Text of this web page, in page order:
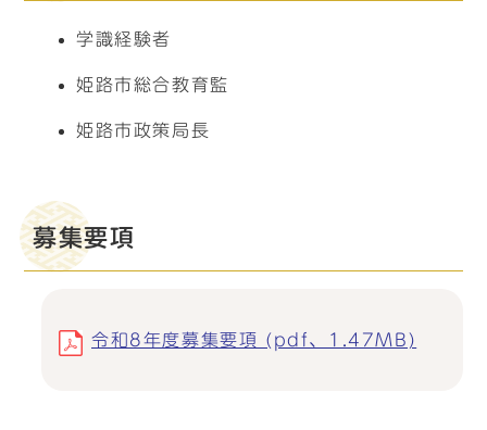
学識経験者
姫路市総合教育監
姫路市政策局長
募集要項
令和8年度募集要項 (pdf、1.47MB)